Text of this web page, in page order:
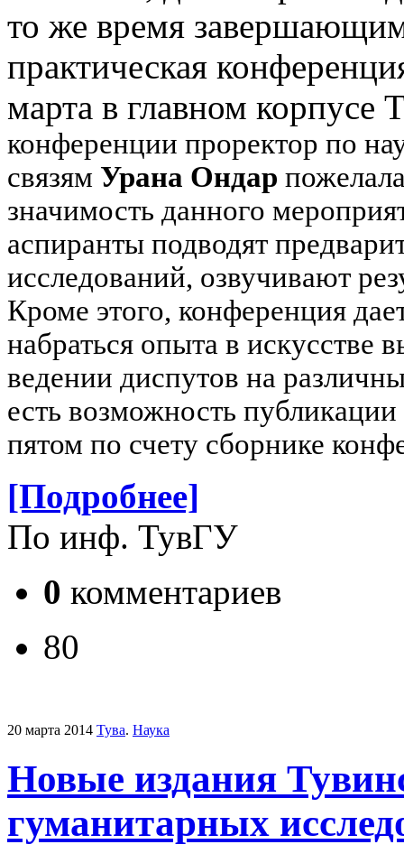
то же время
практическая
марта в главном корпусе
конференции проректор по
связям Урана Ондар
значимость данного
аспиранты подводят
исследований, озвучивают
Кроме этого, конференция
набраться опыта в искусстве
ведении диспутов на
есть возможность публикации
пятом по счету сборнике
[Подробнее]
По инф. ТувГУ
0 комментариев
80
20 марта 2014 Тува. Наука
Новые издания
гуманитарных